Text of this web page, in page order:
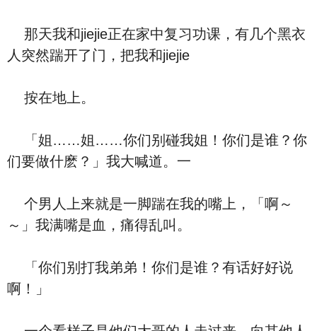
那天我和jiejie正在家中复习功课，有几个黑衣
人突然踹开了门，把我和jiejie
按在地上。
「姐……姐……你们别碰我姐！你们是谁？你
们要做什麽？」我大喊道。一
个男人上来就是一脚踹在我的嘴上，「啊～
～」我满嘴是血，痛得乱叫。
「你们别打我弟弟！你们是谁？有话好好说
啊！」